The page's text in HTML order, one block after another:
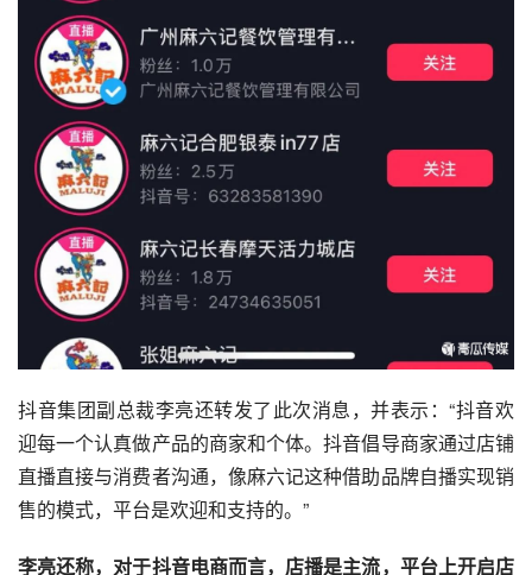
抖音集团副总裁李亮还转发了此次消息，并表示：“抖音欢
迎每一个认真做产品的商家和个体。抖音倡导商家通过店铺
直播直接与消费者沟通，像麻六记这种借助品牌自播实现销
售的模式，平台是欢迎和支持的。”
李亮还称，对于抖音电商而言，店播是主流，平台上开启店